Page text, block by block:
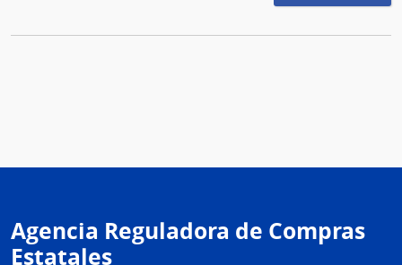
Agencia Reguladora de Compras
Estatales